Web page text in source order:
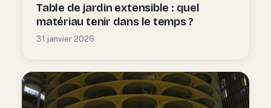
Table de jardin extensible : quel
matériau tenir dans le temps ?
31 janvier 2026